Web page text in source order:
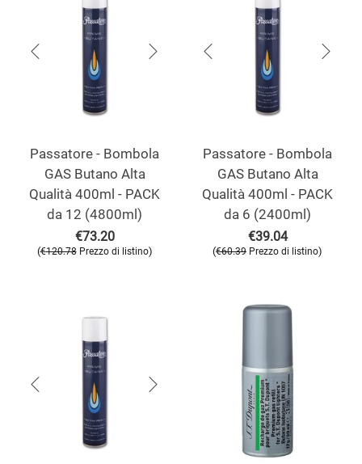
Passatore - Bombola
GAS Butano Alta
Qualità 400ml - PACK
da 12 (4800ml)
€73.20
(€120.78 Prezzo di listino)
Passatore - Bombola
GAS Butano Alta
Qualità 400ml - PACK
da 6 (2400ml)
€39.04
(€60.39 Prezzo di listino)